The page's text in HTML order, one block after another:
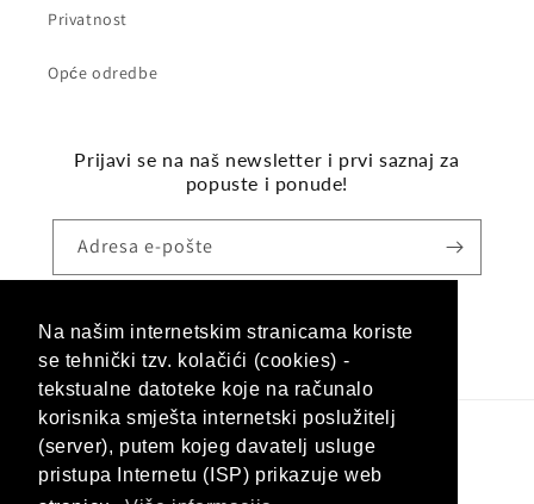
Na našim internetskim stranicama koriste
se tehnički tzv. kolačići (cookies) -
tekstualne datoteke koje na računalo
korisnika smješta internetski poslužitelj
(server), putem kojeg davatelj usluge
pristupa Internetu (ISP) prikazuje web
Privatnost
Opće odredbe
Prijavi se na naš newsletter i prvi saznaj za
popuste i ponude!
Adresa e-pošte
FacebookInstagram
Jezik
Hrvatski (hrvatska)